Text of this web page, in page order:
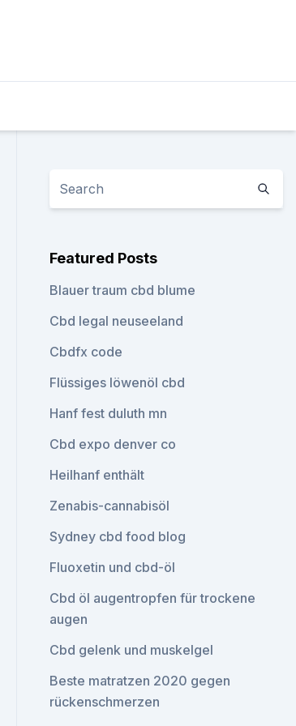
Featured Posts
Blauer traum cbd blume
Cbd legal neuseeland
Cbdfx code
Flüssiges löwenöl cbd
Hanf fest duluth mn
Cbd expo denver co
Heilhanf enthält
Zenabis-cannabisöl
Sydney cbd food blog
Fluoxetin und cbd-öl
Cbd öl augentropfen für trockene
augen
Cbd gelenk und muskelgel
Beste matratzen 2020 gegen
rückenschmerzen